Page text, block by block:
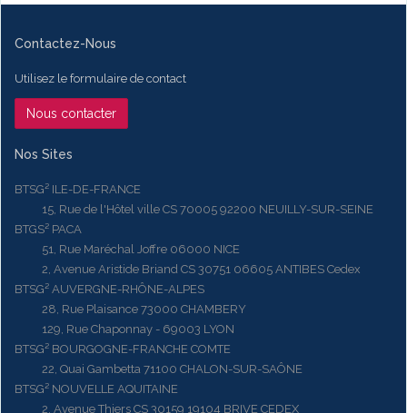
Contactez-Nous
Utilisez le formulaire de contact
Nous contacter
Nos Sites
BTSG² ILE-DE-FRANCE
15, Rue de l'Hôtel ville CS 70005 92200 NEUILLY-SUR-SEINE
BTGS² PACA
51, Rue Maréchal Joffre 06000 NICE
2, Avenue Aristide Briand CS 30751 06605 ANTIBES Cedex
BTSG² AUVERGNE-RHÔNE-ALPES
28, Rue Plaisance 73000 CHAMBERY
129, Rue Chaponnay - 69003 LYON
BTSG² BOURGOGNE-FRANCHE COMTE
22, Quai Gambetta 71100 CHALON-SUR-SAÔNE
BTSG² NOUVELLE AQUITAINE
2, Avenue Thiers CS 30159 19104 BRIVE CEDEX